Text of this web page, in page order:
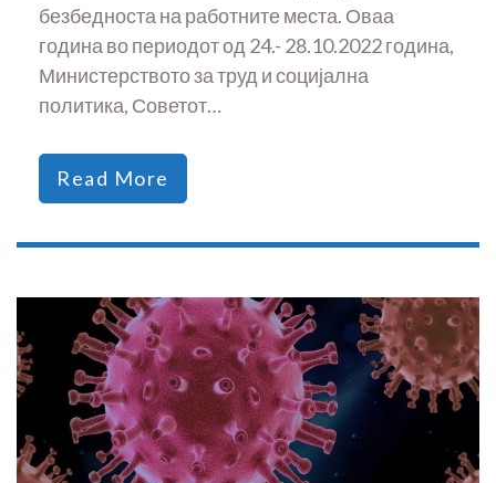
безбедноста на работните места. Оваа
година во периодот од 24.- 28.10.2022 година,
Министерството за труд и социјална
политика, Советот…
Read More